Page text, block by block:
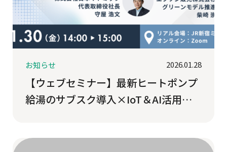
お知らせ 2026.01.28
【ウェブセミナー】最新ヒートポンプ
給湯のサブスク導入×IoT＆AI活用で